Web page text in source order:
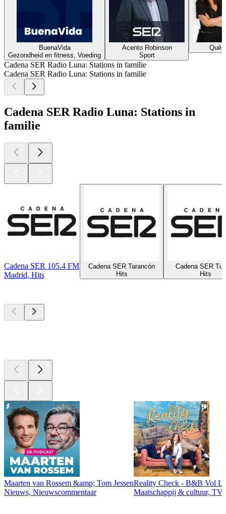
BuenaVida
Gezondheid en fitness, Voeding
Acento Robinson
Sport
Què
Cadena SER Radio Luna: Stations in familie
Cadena SER Radio Luna: Stations in familie
Cadena SER Radio Luna: Stations in
familie
Cadena SER 105.4 FM
Madrid, Hits
Cadena SER Tarancón
Hits
Cadena SER
Hits
Maarten van Rossem &amp; Tom Jessen
Nieuws, Nieuwscommentaar
Reality Check - B&B Vol
Maatschappij & cultuur,